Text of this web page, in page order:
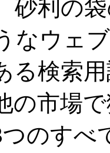
砂利の
なウェ
る検索
の市場
のすべ